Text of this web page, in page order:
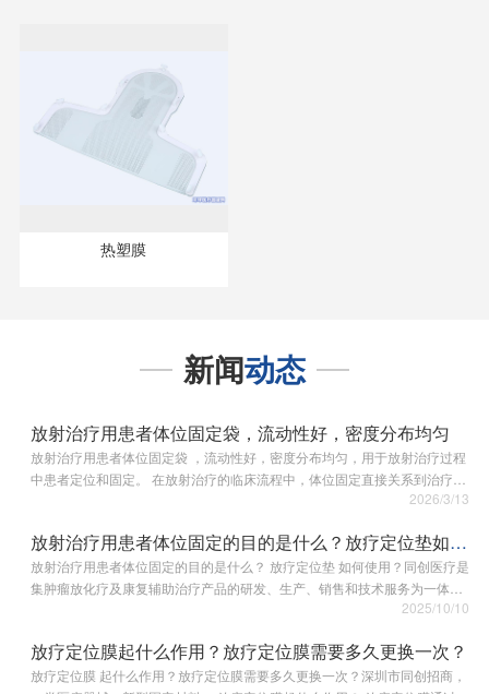
热塑膜
新闻动态
放射治疗用患者体位固定袋，流动性好，密度分布均匀
放射治疗用患者体位固定袋 ，流动性好，密度分布均匀，用于放射治疗过程
中患者定位和固定。 在放射治疗的临床流程中，体位固定直接关系到治疗效
果与患者。为破解传统固定装置易移位、感染风险高等行业痛点，我们专注
2026/3/13
放射治疗用患者体位固定的目的是什么？放疗定位垫如何使用？
放射治疗用患者体位固定的目的是什么？ 放疗定位垫 如何使用？同创医疗是
集肿瘤放化疗及康复辅助治疗产品的研发、生产、销售和技术服务为一体的
2025/10/10
放疗定位膜起什么作用？放疗定位膜需要多久更换一次？
放疗定位膜 起什么作用？放疗定位膜需要多久更换一次？深圳市同创招商，